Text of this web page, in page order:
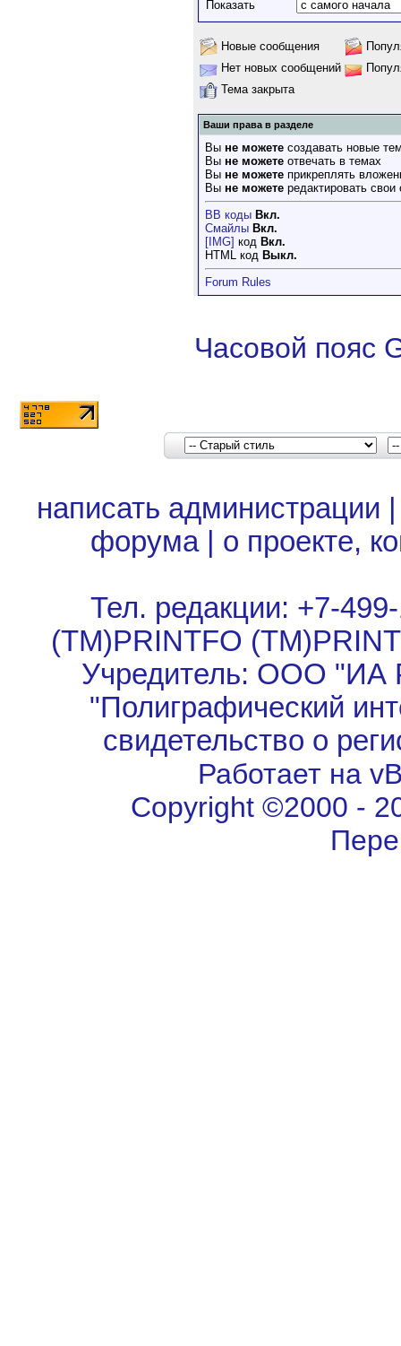
Показать
Новые сообщения
Нет новых сообщений
Тема закрыта
Ваши права в разделе
Вы не можете создавать новые
Вы не можете отвечать в темах
Вы не можете прикреплять
Вы не можете редактировать
BB коды Вкл.
Смайлы Вкл.
[IMG] код Вкл.
HTML код Выкл.
Forum Rules
Часовой пояс
написать администрации
форума| о проекте,
Тел. редакции: +7-
(TM)PRINTFO
Учредитель: ООО "ИА
"Полиграфический
свидетельство о
Работает на
Copyright ©2000 -